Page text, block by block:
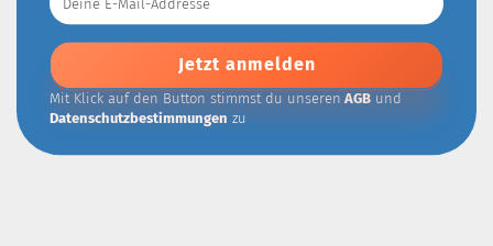
E-
Mail-
Addresse
Mit Klick auf den Button stimmst du unseren AGB und
Datenschutzbestimmungen zu